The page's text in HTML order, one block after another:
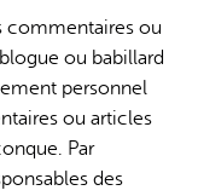
commentaires ou
ou babillard
personnel
ou articles
Par
des